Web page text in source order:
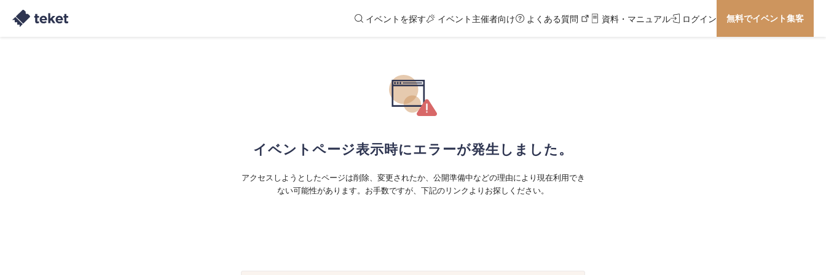
イベントを探す イベント主催者向け よくある質問 資料・マニュアル ログイン 無料でイベント集客
イベントページ表示時にエラーが発生しました。
アクセスしようとしたページは削除、変更されたか、公開準備中などの理由により現在利用でき
ない可能性があります。お手数ですが、下記のリンクよりお探しください。